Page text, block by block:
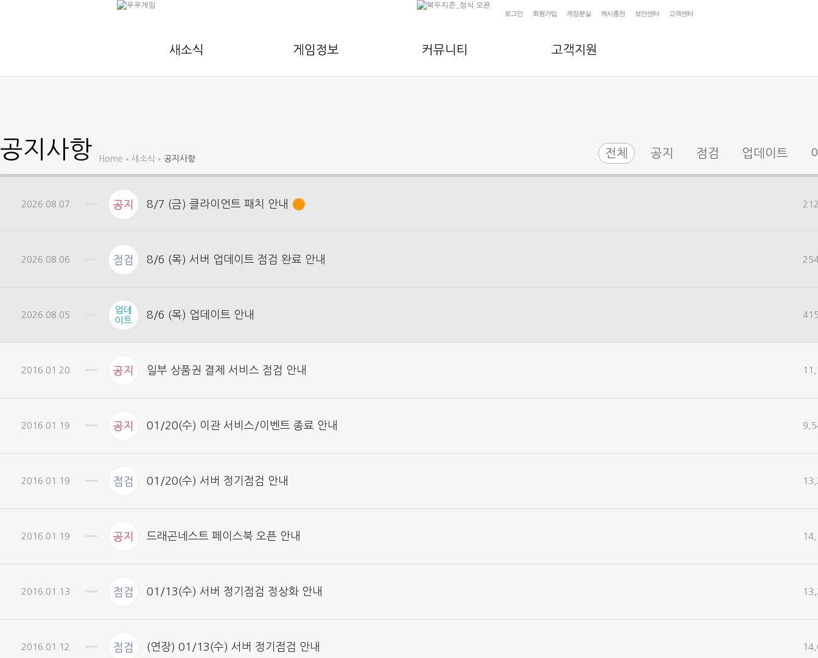
로그인 회원가입 계정분실 캐시충전 보안센터 고객센터
새소식 게임정보 커뮤니티 고객지원
공지사항 Home 새소식 공지사항 전체 공지 점검 업데이트
2026.08.07 공지 8/7 (금) 클라이언트 패치 안내
2026.08.06 점검 8/6 (목) 서버 업데이트 점검 완료 안내
2026.08.05
업데
이트
8/6 (목) 업데이트 안내
2016.01.20 공지 일부 상품권 결제 서비스 점검 안내
2016.01.19 공지 01/20(수) 이관 서비스/이벤트 종료 안내
2016.01.19 점검 01/20(수) 서버 정기점검 안내
2016.01.19 공지 드래곤네스트 페이스북 오픈 안내
2016.01.13 점검 01/13(수) 서버 정기점검 정상화 안내
2016.01.12 점검 (연장) 01/13(수) 서버 정기점검 안내